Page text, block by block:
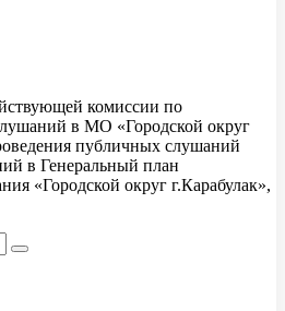
комиссии по
в МО «Городской округ
публичных слушаний
в Генеральный план
«Городской округ г.Карабулак»,